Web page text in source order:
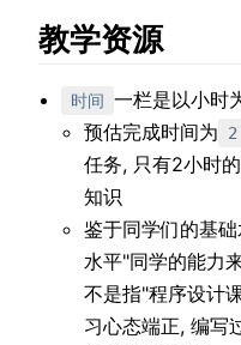
教学资源
时间 一栏是以小时
预估完成时间为
2
任务, 只有2小时
知识
鉴于同学们的基
水平"同学的能力
不是指"程序设计
习心态端正, 编写